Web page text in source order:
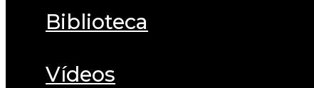
Biblioteca
Vídeos